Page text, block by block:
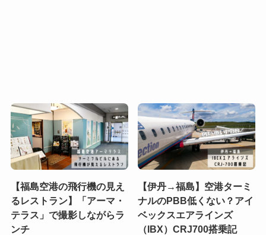
【福島空港の飛行機の見え
るレストラン】「アーマ・
テラス」で撮影しながらラ
ンチ
【伊丹→福島】空港ターミ
ナルのPBB低くない？アイ
ベックスエアラインズ
（IBX）CRJ700搭乗記